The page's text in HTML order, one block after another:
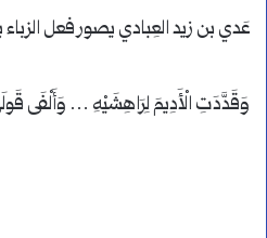
عَدي بن زيد العِبادي يصور فعل
وَقَدَّدَتِ الْأَدِيمَ لِرَاهِشَيْهِ … وَأَلْفَى